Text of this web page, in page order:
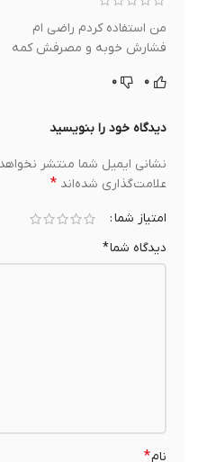
من استفاده کردم راضی ام
فشارش خوبه و مصرفش کمه
دیدگاه خود را بنویسید
نشانی ایمیل شما منتشر نخواهد شد.
علامت‌گذاری شده‌اند*
امتیاز شما
دیدگاه شما*